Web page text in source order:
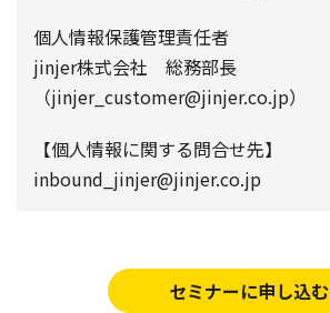
個人情報保護管理責任者
jinjer株式会社 総務部長
（jinjer_customer@jinjer.co.jp）
【個人情報に関する問合せ先】
inbound_jinjer@jinjer.co.jp
セミナーに申し込む